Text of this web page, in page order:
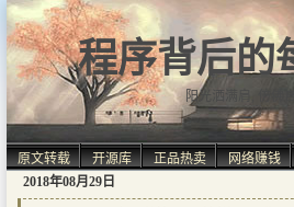
程序背后的
阳光洒满肩, 仿佛
原文转载 开源库 正品热卖 网络赚钱
2018年08月29日